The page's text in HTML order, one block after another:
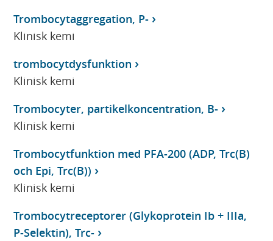
Trombocytaggregation, P-
Klinisk kemi
trombocytdysfunktion
Klinisk kemi
Trombocyter, partikelkoncentration, B-
Klinisk kemi
Trombocytfunktion med PFA-200 (ADP, Trc(B)
och Epi, Trc(B))
Klinisk kemi
Trombocytreceptorer (Glykoprotein Ib + IIIa,
P-Selektin), Trc-